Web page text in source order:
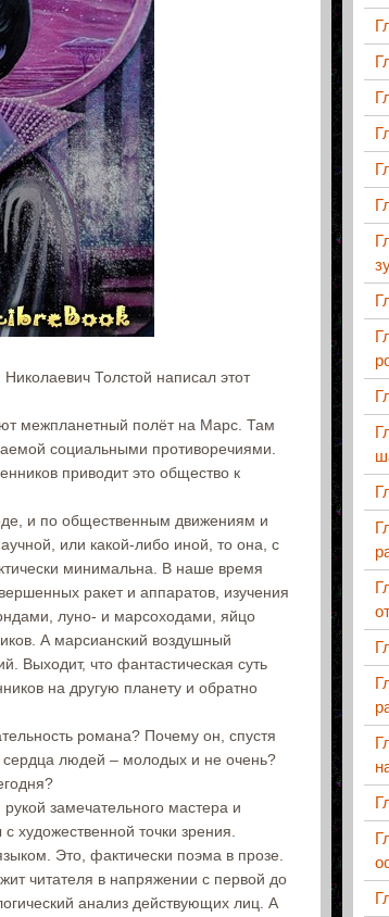
Толстой написал этот
межпланетный полёт на Марс. Там
социальными противоречиями.
приводит это общество к
и по общественным движениям и
или какой-либо иной, то она, с
минимальна. В наше время
ракет и аппаратов, изучения
луно- и марсоходами, яйцо
А марсианский воздушный
Выходит, что фантастическая суть
на другую планету и обратно
романа? Почему он, спустя
сердца людей – молодых и не очень?
замечательного мастера и
художественной точки зрения.
Это, фактически поэма в прозе.
читателя в напряжении с первой до
анализ действующих лиц. А